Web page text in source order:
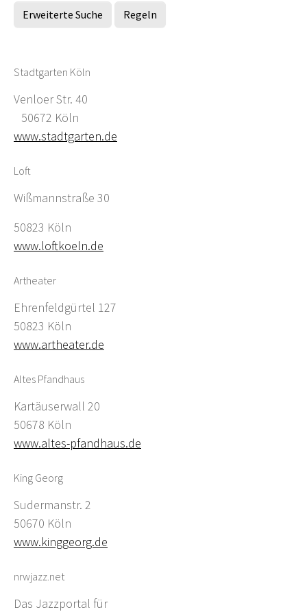
Erweiterte Suche Regeln
Stadtgarten Köln
Venloer Str. 40
50672 Köln
www.stadtgarten.de
Loft
Wißmannstraße 30
50823 Köln
www.loftkoeln.de
Artheater
Ehrenfeldgürtel 127
50823 Köln
www.artheater.de
Altes Pfandhaus
Kartäuserwall 20
50678 Köln
www.altes-pfandhaus.de
King Georg
Sudermanstr. 2
50670 Köln
www.kinggeorg.de
nrwjazz.net
Das Jazzportal für